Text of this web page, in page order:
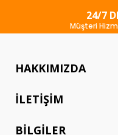
24/7
Müşteri
HAKKIMIZDA
İLETIŞIM
BILGILER